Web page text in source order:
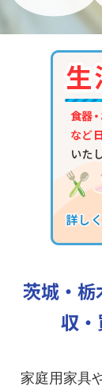
茨城・栃
収・
家庭用家具